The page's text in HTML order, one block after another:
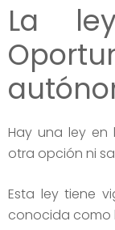
La
Hay una ley
otra opción ni
Esta ley tiene
conocida como